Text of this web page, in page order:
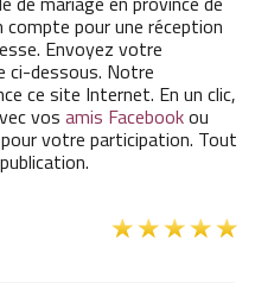
compte pour une réception
Envoyez votre
ci-dessous. Notre
ce site Internet. En un clic,
vos amis Facebookou
votre participation. Tout